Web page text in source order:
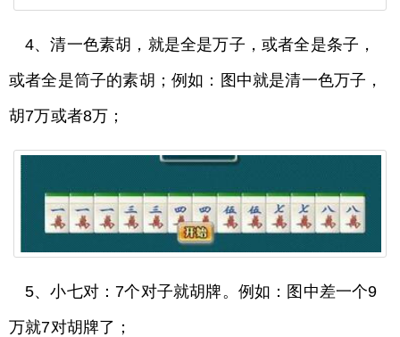
4、清一色素胡，就是全是万子，或者全是条子，
或者全是筒子的素胡；例如：图中就是清一色万子，
胡7万或者8万；
5、小七对：7个对子就胡牌。例如：图中差一个9
万就7对胡牌了；